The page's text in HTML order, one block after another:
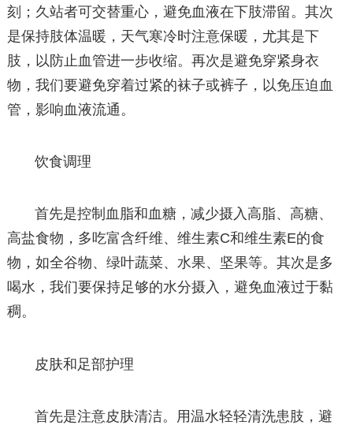
刻；久站者可交替重心，避免血液在下肢滞留。其次
是保持肢体温暖，天气寒冷时注意保暖，尤其是下
肢，以防止血管进一步收缩。再次是避免穿紧身衣
物，我们要避免穿着过紧的袜子或裤子，以免压迫血
管，影响血液流通。
饮食调理
首先是控制血脂和血糖，减少摄入高脂、高糖、
高盐食物，多吃富含纤维、维生素C和维生素E的食
物，如全谷物、绿叶蔬菜、水果、坚果等。其次是多
喝水，我们要保持足够的水分摄入，避免血液过于黏
稠。
皮肤和足部护理
首先是注意皮肤清洁。用温水轻轻清洗患肢，避